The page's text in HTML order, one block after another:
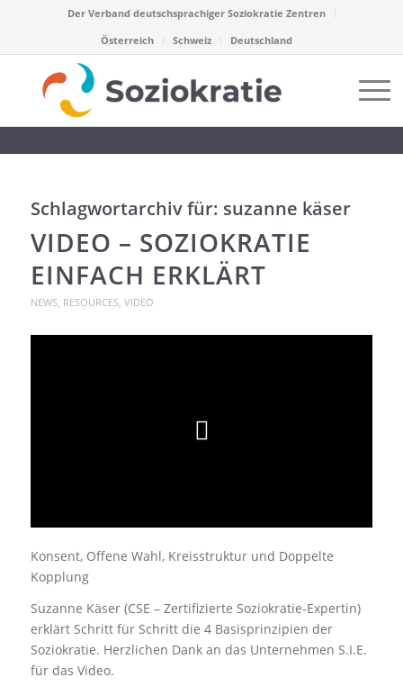
Der Verband deutschsprachiger Soziokratie Zentren
Österreich
Schweiz Deutschland
Schlagwortarchiv für: suzanne käser
VIDEO – SOZIOKRATIE
EINFACH ERKLÄRT
NEWS, RESOURCES, VIDEO
Konsent, Offene Wahl, Kreisstruktur und Doppelte
Kopplung
Suzanne Käser (CSE – Zertifizierte Soziokratie-Expertin)
erklärt Schritt für Schritt die 4 Basisprinzipien der
Soziokratie. Herzlichen Dank an das Unternehmen S.I.E.
für das Video.